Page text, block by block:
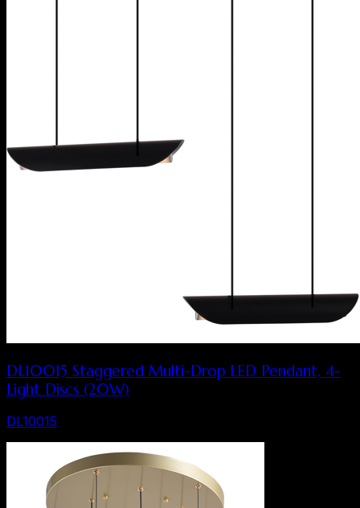
DL10015 Staggered Multi-Drop LED Pendant, 4-
Light Discs (20W)
DL10015